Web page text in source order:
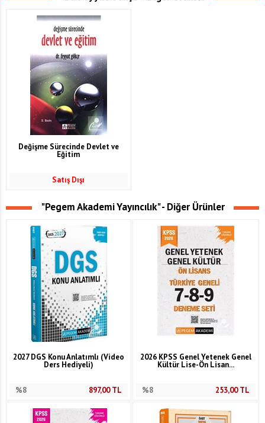
Değişme Sürecinde Devlet ve
Eğitim
Satış Dışı
"Pegem Akademi Yayıncılık" - Diğer Ürünler
2027 DGS Konu Anlatımlı (Video
Ders Hediyeli)
%8 897,00TL
2026 KPSS Genel Yetenek Genel
Kültür Lise-Ön Lisan...
%8 253,00TL